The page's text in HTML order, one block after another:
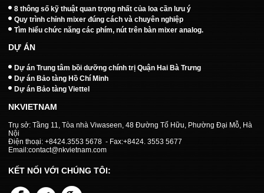
8 thông số kỹ thuật quan trọng nhất của loa cần lưu ý
Quy trình chỉnh mixer đúng cách và chuyên nghiệp
Tìm hiểu chức năng các phím, nút trên bàn mixer analog.
DỰ ÁN
Dự án Trung tâm bồi dưỡng chính trị Quận Hai Bà Trưng
Dự án Bảo tàng Hồ Chí Minh
Dự án Bảo tàng Viettel
NKVIETNAM
Trụ sở: Tầng 11, Tòa nhà Viwaseen, 48 Đường Tố Hữu, Phường Đại Mỗ, Hà
Nội
Điện thoại: +8424.3553 5678 - Fax:+8424. 3553 5677
Email:contact@nkvietnam.com
KẾT NỐI VỚI CHÚNG TÔI: